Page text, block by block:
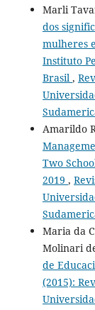
Marli
dos
mulheres
Instituto
Brasil ,
Amarildo
Two
2019 ,
Maria da
Molinari
de
(2015):